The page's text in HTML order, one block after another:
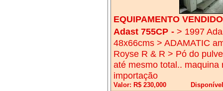
EQUIPAMENTO
Adast 755CP - > 1997
48x66cms > ADAMATIC
Royse R & R > Pó do
até mesmo total..
importação
Valor: R$ 230,000